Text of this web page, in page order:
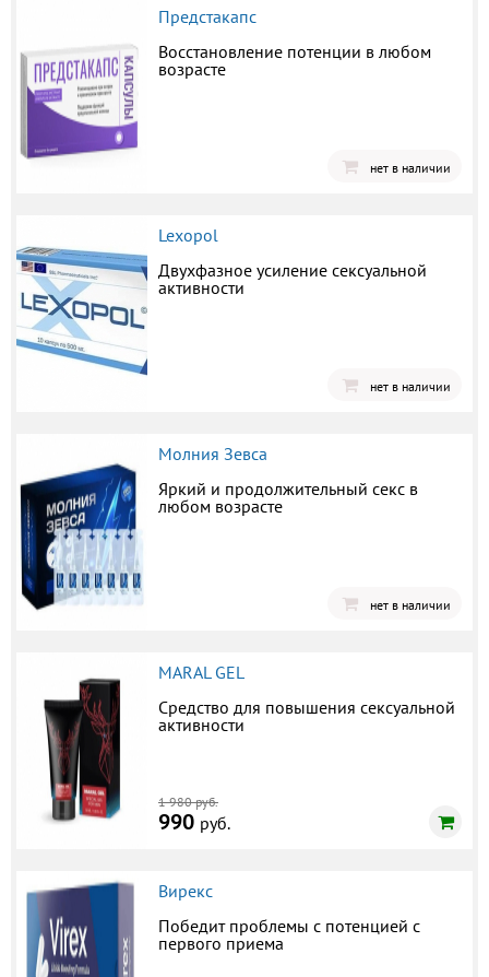
Предстакапс
Восстановление потенции в любом
возрасте
нет в наличии
Lexopol
Двухфазное усиление сексуальной
активности
нет в наличии
Молния Зевса
Яркий и продолжительный секс в
любом возрасте
нет в наличии
MARAL GEL
Средство для повышения сексуальной
активности
1 980 руб.
990 руб.
Вирекс
Победит проблемы с потенцией с
первого приема